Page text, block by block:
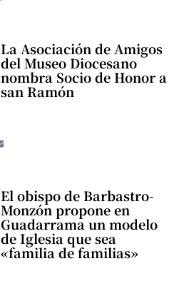
La Asociación de Amigos
del Museo Diocesano
nombra Socio de Honor a
san Ramón
El obispo de Barbastro-
Monzón propone en
Guadarrama un modelo
de Iglesia que sea
«familia de familias»